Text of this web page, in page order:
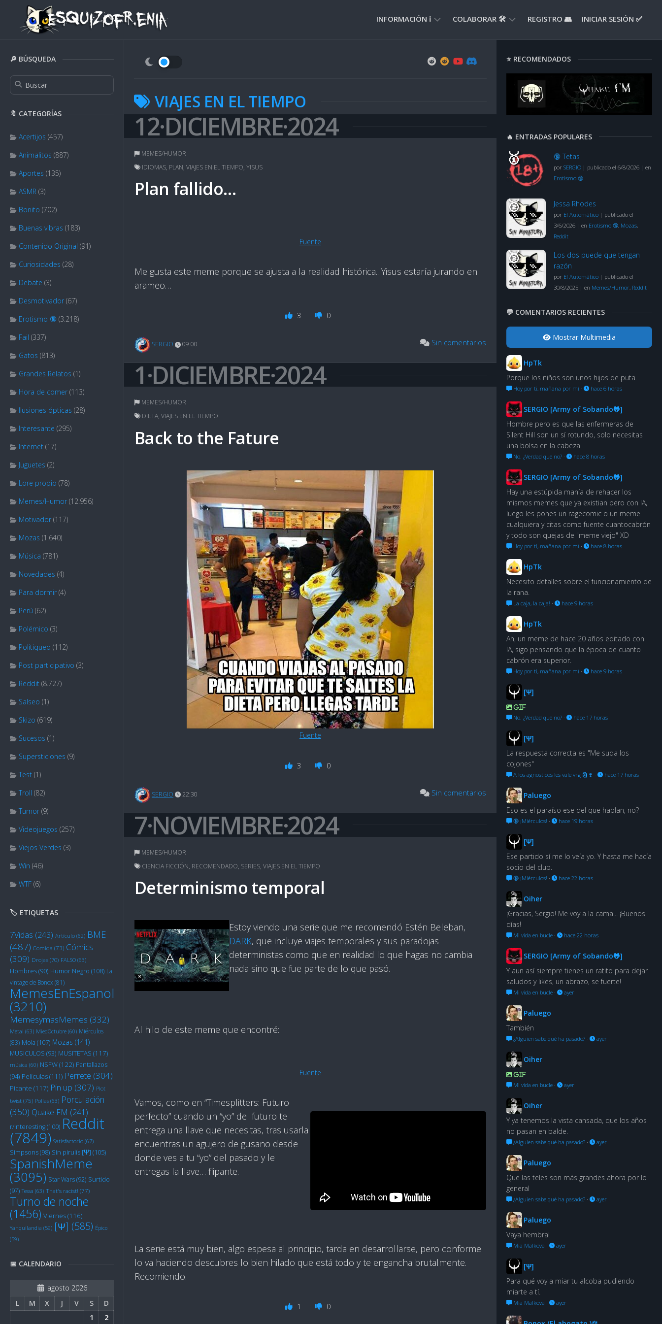
content
INFORMACIÓN ℹ️ COLABORAR 🛠️
APORTE
REGISTRO 👥 INICIAR SESIÓN ✅
🔎 BÚSQUEDA
🔖 CATEGORÍAS
Acertijos (457)
Animalitos (887)
Aportes (135)
ASMR (3)
Bonito (702)
Buenas vibras (183)
Contenido Original (91)
Curiosidades (28)
Debate (3)
Desmotivador (67)
Erotismo 🔞 (3.218)
Fail (337)
Gatos (813)
Grandes Relatos (1)
Hora de comer (113)
Ilusiones ópticas (28)
Interesante (295)
Internet (17)
Juguetes (2)
Lore propio (78)
Memes/Humor (12.956)
Motivador (117)
Mozas (1.640)
Música (781)
Novedades (4)
Para dormir (4)
Perú (62)
Polémico (3)
Politiqueo (112)
Post participativo (3)
Reddit (8.727)
Salseo (1)
Skizo (619)
Sucesos (1)
Supersticiones (9)
Test (1)
Troll (82)
Tumor (9)
Videojuegos (257)
Viejos Verdes (3)
Win (46)
WTF (6)
🏷️ ETIQUETAS
7Vidas (243) Artículo (62) BME
(487) Comida (73) Cómics
(309) Drojas (70) FALSO (63)
Hombres(90) Humor Negro (108) La
vintage de Bonox(81)
MemesEnEspanol
(3210)
MemesymasMemes (332)
Metal (63) MiedOctubre (60) Miérculos
(83) Mola (107) Mozas (141)
MUSICULOS (93) MUSITETAS (117)
música (60) NSFW(122) Pantallazos
(94) Películas(111) Perrete (304)
Picante (117) Pin up (307) Plot
twist (75) Pollas (63) Porculación
(350) Quake FM (241)
r/Interesting(100) Reddit
(7849) Satisfactorio (67)
Simpsons(98) Sin pirulís [Ψ] (105)
SpanishMeme
(3095) Star Wars(92) Surtido
(97) Tessa (63) That's racist! (77)
Turno de noche
(1456) Viernes(116)
Yanquilandia (59) [Ψ] (585) Épico
(59)
📅 CALENDARIO
agosto 2026
L
M X J V S
D
1
2
VIAJES EN EL TIEMPO
12·DICIEMBRE·2024
MEMES/HUMOR
IDIOMAS, PLAN, VIAJES EN EL TIEMPO, YISUS
Plan fallido…
Fuente
Me gusta este meme porque se ajusta a la realidad histórica.. Yisus estaría jurando en
arameo…
3 0
SERGIO 09:00 Sin comentarios
1·DICIEMBRE·2024
MEMES/HUMOR
DIETA, VIAJES EN EL TIEMPO
Back to the Fature
Fuente
3 0
SERGIO 22:30 Sin comentarios
7·NOVIEMBRE·2024
MEMES/HUMOR
CIENCIA FICCIÓN, RECOMENDADO, SERIES, VIAJES EN EL TIEMPO
Determinismo temporal
Estoy viendo una serie que me recomendó Estén Beleban,
DARK, que incluye viajes temporales y sus paradojas
deterministas como que en realidad lo que hagas no cambia
nada sino que fue parte de lo que pasó.
Al hilo de este meme que encontré:
Fuente
Vamos, como en “Timesplitters: Futuro
perfecto” cuando un “yo” del futuro te
entrega una llave que necesitas, tras usarla
encuentras un agujero de gusano desde
donde ves a tu “yo” del pasado y le
entregas la llave… flipante.
La serie está muy bien, algo espesa al principio, tarda en desarrollarse, pero conforme
lo va haciendo descubres lo bien hilado que está todo y te engancha brutalmente.
Recomiendo.
1 0
⭐ RECOMENDADOS
🔥 ENTRADAS POPULARES
🔞 Tetas
por SERGIO | publicado el 6/8/2026 | en
Erotismo 🔞
Jessa Rhodes
por El Automático | publicado el
3/6/2026 | en Erotismo 🔞, Mozas,
Reddit
Los dos puede que tengan
razón
por El Automático | publicado el
30/8/2025 | en Memes/Humor, Reddit
💬 COMENTARIOS RECIENTES
Mostrar Multimedia
HpTk
Porque los niños son unos hijos de puta.
Hoy por ti, mañana por mí · hace 6 horas
SERGIO [Army of Sobando🐸]
Hombre pero es que las enfermeras de
Silent Hill son un sí rotundo, solo necesitas
una bolsa en la cabeza
No. ¿Verdad que no? · hace 8 horas
SERGIO [Army of Sobando🐸]
Hay una estúpida manía de rehacer los
mismos memes que ya existian pero con IA,
luego les pones un ragecomic o un meme
cualquiera y citas como fuente cuantocabrón
y todo son quejas de "meme viejo" XD
Hoy por ti, mañana por mí · hace 8 horas
HpTk
Necesito detalles sobre el funcionamiento de
la rana.
La caja, la caja! · hace 9 horas
HpTk
Ah, un meme de hace 20 años editado con
IA, sigo pensando que la época de cuanto
cabrón era superior.
Hoy por ti, mañana por mí · hace 9 horas
[Ψ]
GIF
No. ¿Verdad que no? · hace 17 horas
[Ψ]
La respuesta correcta es "Me suda los
cojones"
A los agnosticos les vale vrg 🗿🍷 · hace 17 horas
Paluego
Eso es el paraíso ese del que hablan, no?
🔞 ¡Miérculos! · hace 19 horas
[Ψ]
Ese partido sí me lo veía yo. Y hasta me hacía
socio del club.
🔞 ¡Miérculos! · hace 22 horas
Oiher
¡Gracias, Sergio! Me voy a la cama... ¡Buenos
días!
Mi vida en bucle · hace 22 horas
SERGIO [Army of Sobando🐸]
Y aun así siempre tienes un ratito para dejar
saludos y likes, un abrazo, se fuerte!
Mi vida en bucle · ayer
Paluego
También
¿Alguien sabe qué ha pasado? · ayer
Oiher
GIF
Mi vida en bucle · ayer
Oiher
Y ya tenemos la vista cansada, que los años
no pasan en balde.
¿Alguien sabe qué ha pasado? · ayer
Paluego
Que las teles son más grandes ahora por lo
general
¿Alguien sabe qué ha pasado? · ayer
Paluego
Vaya hembra!
Mia Malkova · ayer
[Ψ]
Para qué voy a miar tu alcoba pudiendo
miarte a tí.
Mia Malkova · ayer